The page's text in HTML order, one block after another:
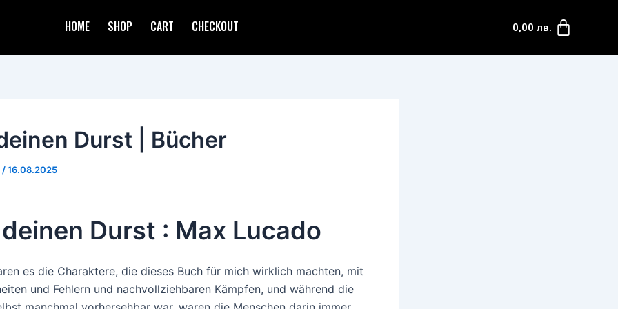
HOME SHOP CART CHECKOUT 0,00 лв.
Durst | Bücher
/16.08.2025
Durst : Max Lucado
es die Charaktere, die dieses Buch für mich wirklich machten, mit
und Fehlern und nachvollziehbaren Kämpfen, und während die